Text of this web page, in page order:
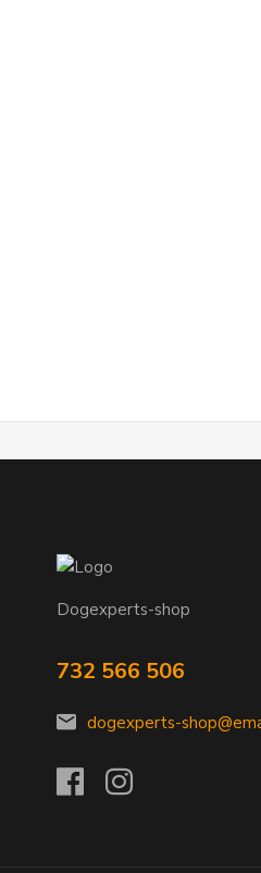
Dogexperts-shop
732 566 506
dogexperts-